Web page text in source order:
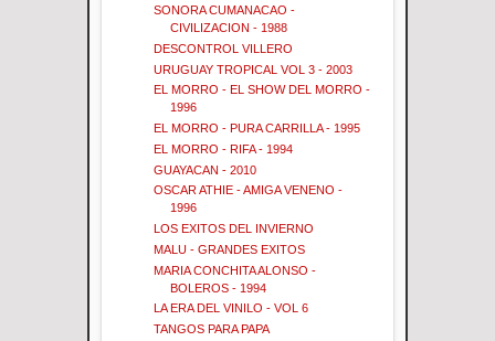
SONORA CUMANACAO -
CIVILIZACION - 1988
DESCONTROL VILLERO
URUGUAY TROPICAL VOL 3 - 2003
EL MORRO - EL SHOW DEL MORRO -
1996
EL MORRO - PURA CARRILLA - 1995
EL MORRO - RIFA - 1994
GUAYACAN - 2010
OSCAR ATHIE - AMIGA VENENO -
1996
LOS EXITOS DEL INVIERNO
MALU - GRANDES EXITOS
MARIA CONCHITA ALONSO -
BOLEROS - 1994
LA ERA DEL VINILO - VOL 6
TANGOS PARA PAPA